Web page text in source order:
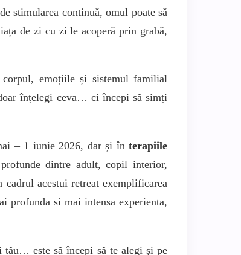
stimularea continuă, omul poate să
de zi cu zi le acoperă prin grabă,
emoțiile și sistemul familial
înțelegi ceva… ci începi să simți
– 1 iunie 2026, dar și în terapiile
dintre adult, copil interior,
acestui retreat exemplificarea
profunda si mai intensa experienta,
este să începi să te alegi și pe